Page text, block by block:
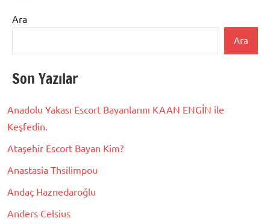
Ara
Ara
Son Yazılar
Anadolu Yakası Escort Bayanlarını KAAN ENGİN ile
Keşfedin.
Ataşehir Escort Bayan Kim?
Anastasia Thsilimpou
Andaç Haznedaroğlu
Anders Celsius